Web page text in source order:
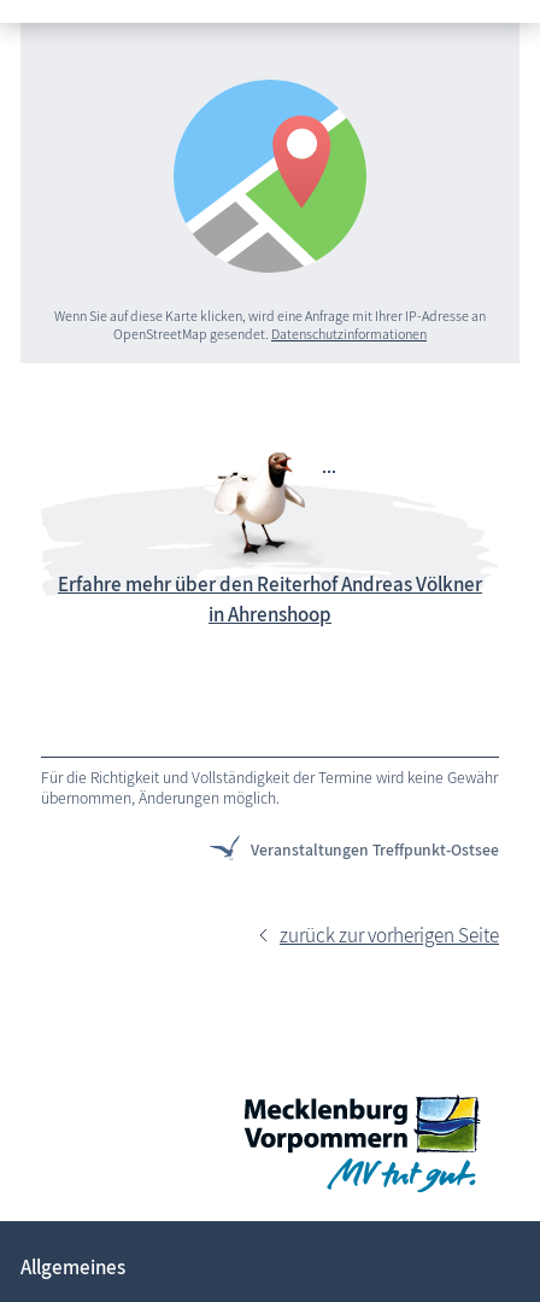
Wenn Sie auf diese Karte klicken, wird eine Anfrage mit Ihrer IP-Adresse an
OpenStreetMap gesendet. Datenschutzinformationen
Erfahre mehr über den Reiterhof Andreas Völkner
in Ahrenshoop
Für die Richtigkeit und Vollständigkeit der Termine wird keine Gewähr
übernommen, Änderungen möglich.
Veranstaltungen Treffpunkt-Ostsee
zurück zur vorherigen Seite
Allgemeines